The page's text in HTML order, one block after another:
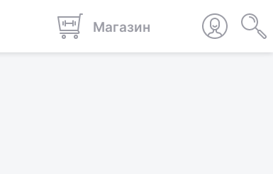
Магазин